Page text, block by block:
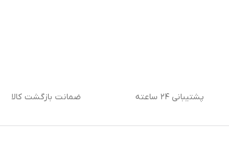
پشتیبانی ۲۴ ساعته ضمانت بازگشت کالا